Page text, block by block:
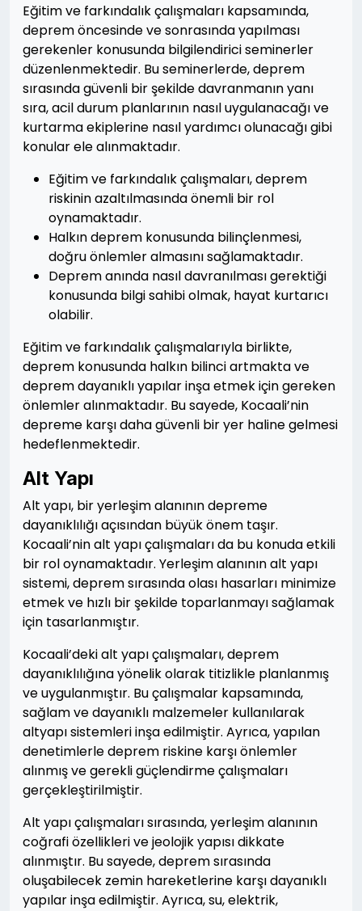
Eğitim ve farkındalık çalışmaları kapsamında,
deprem öncesinde ve sonrasında yapılması
gerekenler konusunda bilgilendirici seminerler
düzenlenmektedir. Bu seminerlerde, deprem
sırasında güvenli bir şekilde davranmanın yanı
sıra, acil durum planlarının nasıl uygulanacağı ve
kurtarma ekiplerine nasıl yardımcı olunacağı gibi
konular ele alınmaktadır.
Eğitim ve farkındalık çalışmaları, deprem
riskinin azaltılmasında önemli bir rol
oynamaktadır.
Halkın deprem konusunda bilinçlenmesi,
doğru önlemler almasını sağlamaktadır.
Deprem anında nasıl davranılması gerektiği
konusunda bilgi sahibi olmak, hayat kurtarıcı
olabilir.
Eğitim ve farkındalık çalışmalarıyla birlikte,
deprem konusunda halkın bilinci artmakta ve
deprem dayanıklı yapılar inşa etmek için gereken
önlemler alınmaktadır. Bu sayede, Kocaali’nin
depreme karşı daha güvenli bir yer haline gelmesi
hedeflenmektedir.
Alt Yapı
Alt yapı, bir yerleşim alanının depreme
dayanıklılığı açısından büyük önem taşır.
Kocaali’nin alt yapı çalışmaları da bu konuda etkili
bir rol oynamaktadır. Yerleşim alanının alt yapı
sistemi, deprem sırasında olası hasarları minimize
etmek ve hızlı bir şekilde toparlanmayı sağlamak
için tasarlanmıştır.
Kocaali’deki alt yapı çalışmaları, deprem
dayanıklılığına yönelik olarak titizlikle planlanmış
ve uygulanmıştır. Bu çalışmalar kapsamında,
sağlam ve dayanıklı malzemeler kullanılarak
altyapı sistemleri inşa edilmiştir. Ayrıca, yapılan
denetimlerle deprem riskine karşı önlemler
alınmış ve gerekli güçlendirme çalışmaları
gerçekleştirilmiştir.
Alt yapı çalışmaları sırasında, yerleşim alanının
coğrafi özellikleri ve jeolojik yapısı dikkate
alınmıştır. Bu sayede, deprem sırasında
oluşabilecek zemin hareketlerine karşı dayanıklı
yapılar inşa edilmiştir. Ayrıca, su, elektrik,